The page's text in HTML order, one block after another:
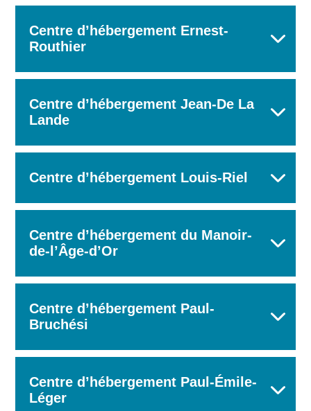
Centre d’hébergement Ernest-
Routhier
Centre d’hébergement Jean-De La
Lande
Centre d’hébergement Louis-Riel
Centre d’hébergement du Manoir-
de-l’Âge-d’Or
Centre d’hébergement Paul-
Bruchési
Centre d’hébergement Paul-Émile-
Léger